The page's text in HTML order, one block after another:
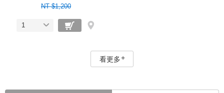
NT $1,200
1
看更多